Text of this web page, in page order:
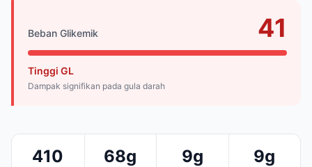
Beban Glikemik 41
Tinggi GL
Dampak signifikan pada gula darah
410 68g 9g 9g